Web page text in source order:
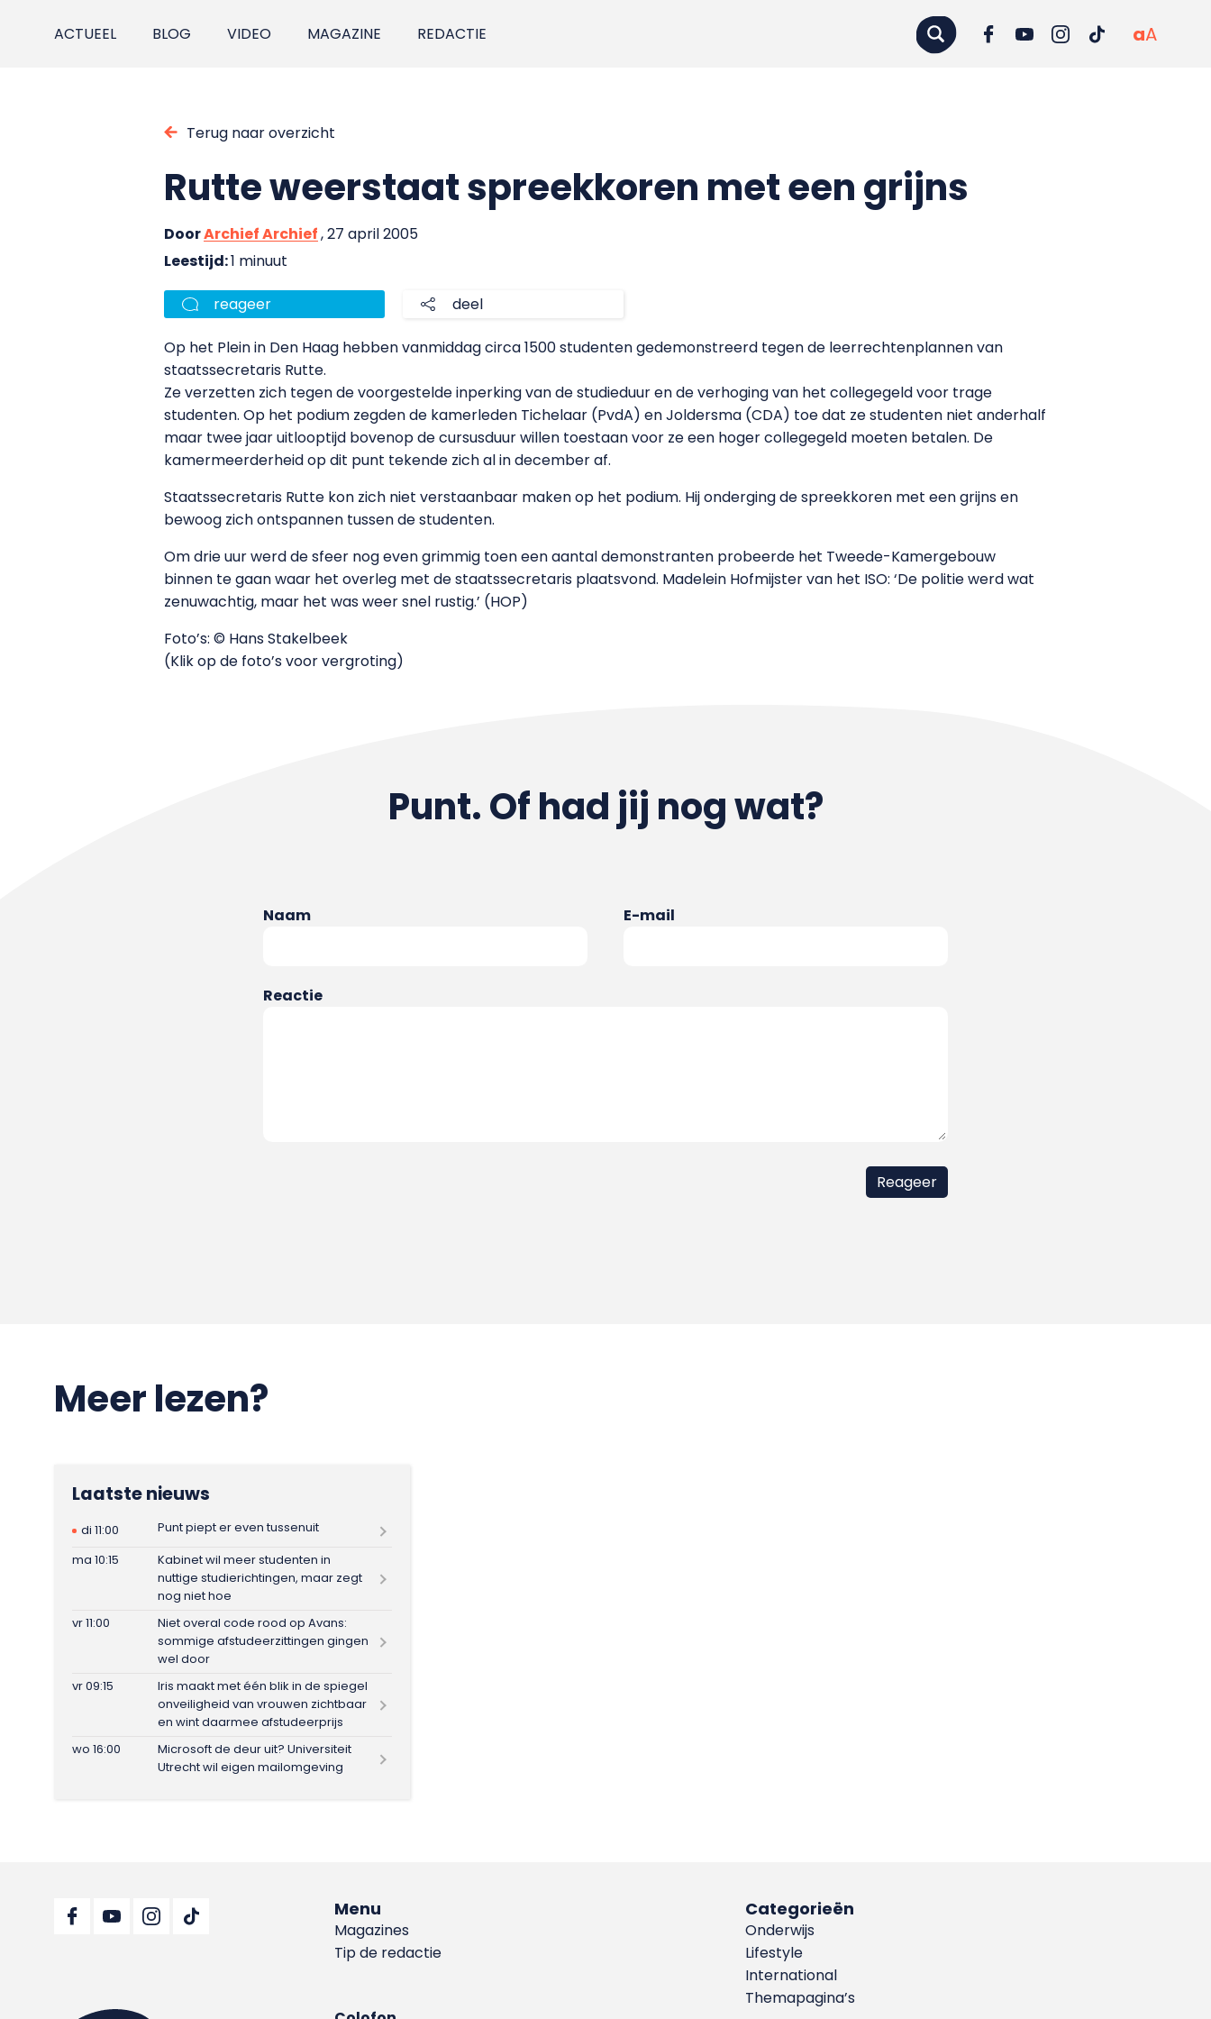
ACTUEEL BLOG VIDEO MAGAZINE REDACTIE aA
Terug naar overzicht
Rutte weerstaat spreekkoren met een grijns
DoorArchief Archief, 27 april 2005
Leestijd:1 minuut
reageer deel
Op het Plein in Den Haag hebben vanmiddag circa 1500 studenten gedemonstreerd tegen de leerrechtenplannen van
staatssecretaris Rutte.
Ze verzetten zich tegen de voorgestelde inperking van de studieduur en de verhoging van het collegegeld voor trage
studenten. Op het podium zegden de kamerleden Tichelaar (PvdA) en Joldersma (CDA) toe dat ze studenten niet anderhalf
maar twee jaar uitlooptijd bovenop de cursusduur willen toestaan voor ze een hoger collegegeld moeten betalen. De
kamermeerderheid op dit punt tekende zich al in december af.
Staatssecretaris Rutte kon zich niet verstaanbaar maken op het podium. Hij onderging de spreekkoren met een grijns en
bewoog zich ontspannen tussen de studenten.
Om drie uur werd de sfeer nog even grimmig toen een aantal demonstranten probeerde het Tweede-Kamergebouw
binnen te gaan waar het overleg met de staatssecretaris plaatsvond. Madelein Hofmijster van het ISO: ‘De politie werd wat
zenuwachtig, maar het was weer snel rustig.’ (HOP)
Foto’s: © Hans Stakelbeek
(Klik op de foto’s voor vergroting)
Punt. Of had jij nog wat?
Naam E-mail
Reactie
Meer lezen?
Laatste nieuws
di 11:00
Punt piept er even tussenuit
ma 10:15
Kabinet wil meer studenten in
nuttige studierichtingen, maar zegt
nog niet hoe
vr 11:00
Niet overal code rood op Avans:
sommige afstudeerzittingen gingen
wel door
vr 09:15
Iris maakt met één blik in de spiegel
onveiligheid van vrouwen zichtbaar
en wint daarmee afstudeerprijs
wo 16:00
Microsoft de deur uit? Universiteit
Utrecht wil eigen mailomgeving
Menu
Magazines
Tip de redactie
Categorieën
Onderwijs
Lifestyle
International
Themapagina’s